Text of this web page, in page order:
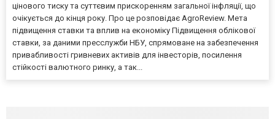
цінового тиску та суттєвим прискоренням загальної інфляції, що
очікується до кінця року. Про це розповідає AgroReview. Мета
підвищення ставки та вплив на економіку Підвищення облікової
ставки, за даними пресслужби НБУ, спрямоване на забезпечення
привабливості гривневих активів для інвесторів, посилення
стійкості валютного ринку, а так...